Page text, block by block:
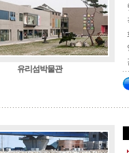
유리섬박물관